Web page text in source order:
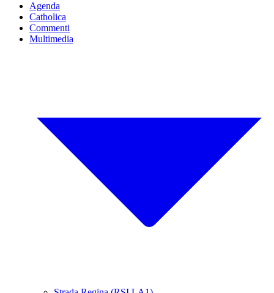
Agenda
Catholica
Commenti
Multimedia